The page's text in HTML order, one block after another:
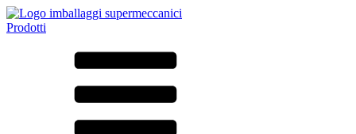
Prodotti
Secondo il materiale